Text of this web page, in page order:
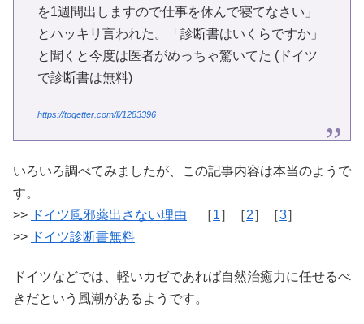
を1週間出しますので仕事を休んで寝てなさい」
とハッキリ言われた。「診断書はいくらですか」
と聞くと今度は医者がめっちゃ驚いてた (ドイツ
で診断書は無料)
https://togetter.com/li/1283396
いろいろ調べてみましたが、この記事内容は本当のようで
す。
>> ドイツ風邪薬出さない理由 ［1］［2］［3］
>> ドイツ診断書無料
ドイツなどでは、軽いカゼであれば自然治癒力に任せるべ
きだという風潮があるようです。